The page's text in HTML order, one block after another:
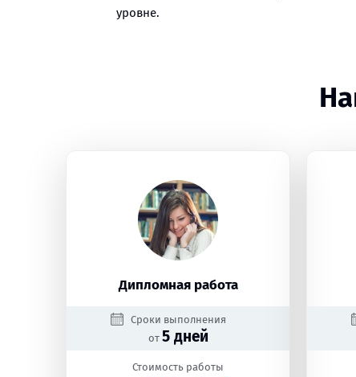
уровне.
Дипломная работа
Сроки выполнения
от 5 дней
Стоимость работы